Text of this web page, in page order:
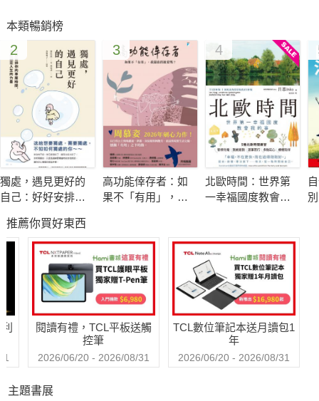
的親子關係、永遠進不去美麗卻古怪的第一任妻子內心世界的隱
痛，以及歷經煎熬後跨越道德界線，與知他甚深的第二任妻子圓
滿和諧的婚姻生活。
現實生活中的溫尼考特孩子氣、優柔寡斷卻又叛逆、對錢沒
概念，還常唆使員工跑腿代辦私務；但在學術成就上，愛玩的性
格引發了源源不絕的創造力，天生反骨造成了他思想上的絕不受
制於權威，也使他成為英國戰後極少數在吸納大量克萊恩派的理
論精髓後，仍能擺脫箝制、創發出自己獨到見解的精神分析理論
這位充滿創意與勇氣的分析師，那豐饒而不受限制的心靈。
本書除以大量篇幅探討溫尼考特的思想脈絡外，另兼論了英
國精神分析學會的發展史和幾位重量級人物間的權力糾葛，包括
梅蘭妮．克萊恩、安娜．佛洛伊德、詹姆士．史崔齊、恩斯特．
瓊斯和瑪殊．汗等人的恩怨情仇，書末並附溫尼考特歷年作品完
本類暢銷榜
2
獨處，遇見更好的
自己：好好安排你
設定人生的力量
3
高功能倖存者：如
果不「有用」，我
4
北歐時間：世界第
一幸福國度教會我
推薦你買好東西
閱讀有禮，TCL平板送觸
控筆
2026/06/20 - 2026/08/31
TCL數位筆記本送月讀包1
年
2026/06/20 - 2026/08/31
主題書展